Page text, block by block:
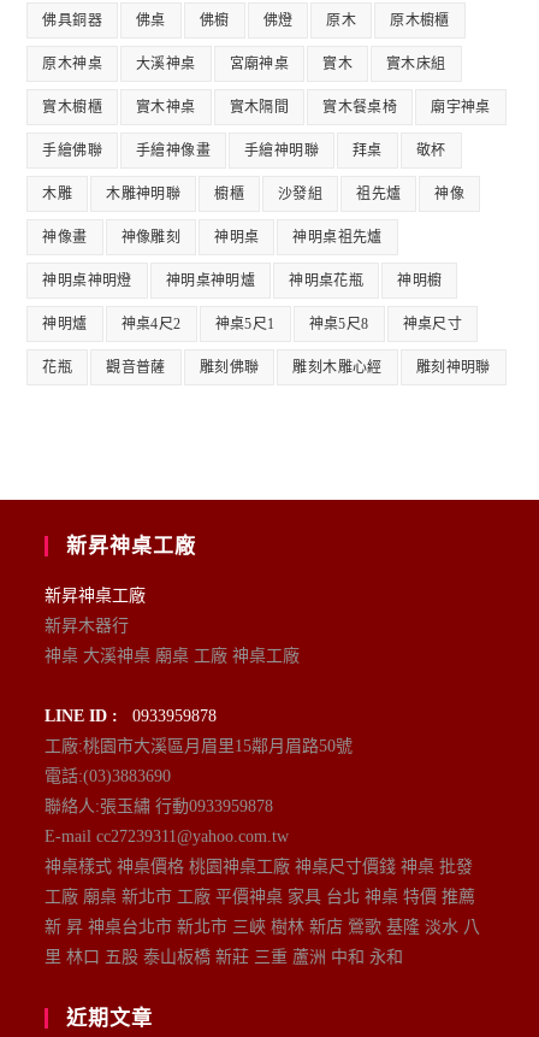
佛具銅器 佛桌 佛櫥 佛燈 原木 原木櫥櫃
原木神桌 大溪神桌 宮廟神桌 實木 實木床組
實木櫥櫃 實木神桌 實木隔間 實木餐桌椅 廟宇神桌
手繪佛聯 手繪神像畫 手繪神明聯 拜桌 敬杯
木雕 木雕神明聯 櫥櫃 沙發組 祖先爐 神像
神像畫 神像雕刻 神明桌 神明桌祖先爐
神明桌神明燈 神明桌神明爐 神明桌花瓶 神明櫥
神明爐 神桌4尺2 神桌5尺1 神桌5尺8 神桌尺寸
花瓶 觀音普薩 雕刻佛聯 雕刻木雕心經 雕刻神明聯
新昇神桌工廠
新昇神桌工廠
新昇木器行
神桌 大溪神桌 廟桌 工廠 神桌工廠
LINE ID :
0933959878
工廠:桃園市大溪區月眉里15鄰月眉路50號
電話:(03)3883690
聯絡人:張玉繡 行動0933959878
E-mail cc27239311@yahoo.com.tw
神桌樣式 神桌價格 桃園神桌工廠 神桌尺寸價錢 神桌 批發
工廠 廟桌 新北市 工廠 平價神桌 家具 台北 神桌 特價 推薦
新 昇 神桌台北市 新北市 三峽 樹林 新店 鶯歌 基隆 淡水 八
里 林口 五股 泰山板橋 新莊 三重 蘆洲 中和 永和
近期文章